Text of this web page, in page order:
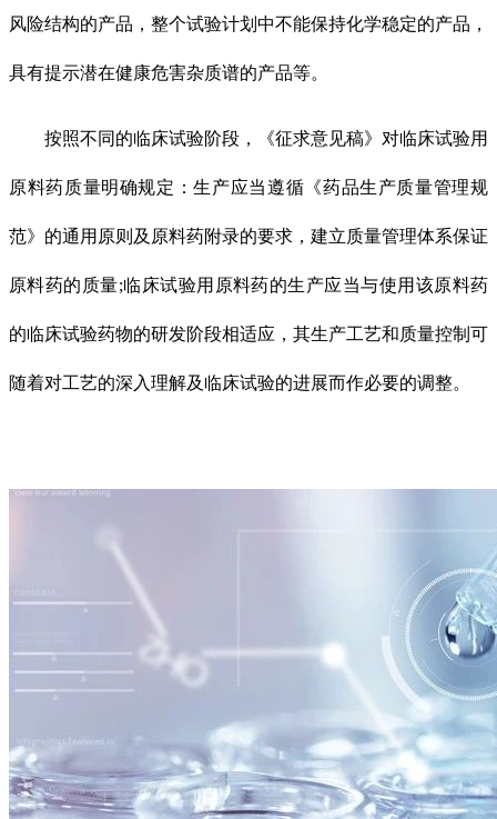
风险结构的产品，整个试验计划中不能保持化学稳定的产品，
具有提示潜在健康危害杂质谱的产品等。
按照不同的临床试验阶段，《征求意见稿》对临床试验用
原料药质量明确规定：生产应当遵循《药品生产质量管理规
范》的通用原则及原料药附录的要求，建立质量管理体系保证
原料药的质量;临床试验用原料药的生产应当与使用该原料药
的临床试验药物的研发阶段相适应，其生产工艺和质量控制可
随着对工艺的深入理解及临床试验的进展而作必要的调整。